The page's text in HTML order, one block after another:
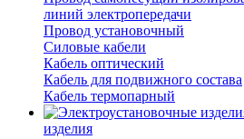
линий электропередачи
Провод установочный
Силовые кабели
Кабель оптический
Кабель для подвижного состава
Кабель термопарный
изделия